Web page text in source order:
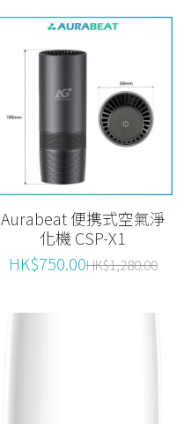
Aurabeat 便携式空氣淨
化機 CSP-X1
HK$750.00HK$1,280.00